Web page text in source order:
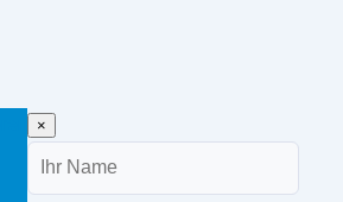
×
Name